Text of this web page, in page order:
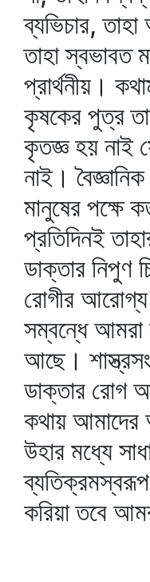
ব্যভিচার,
তাহা স্বভাবত
প্রার্থনীয়।
কৃষকের পুত্র
কৃতজ্ঞ হয় নাই
নাই।
মানুষের পক্ষে
প্রতিদিনই
ডাক্তার নিপুণ
রোগীর আরোগ্য
সম্বন্ধে আমরা
আছে।
ডাক্তার রোগ
কথায়
উহার মধ্যে
করিয়া তবে